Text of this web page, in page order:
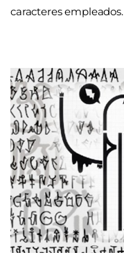
caracteres empleados.